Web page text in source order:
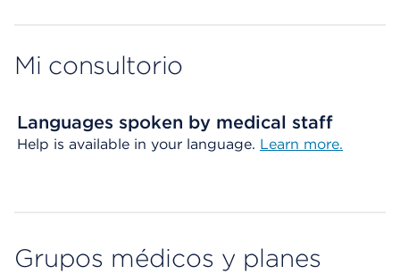
Mi consultorio
Languages spoken by medical staff
Help is available in your language. Learn more.
Grupos médicos y planes